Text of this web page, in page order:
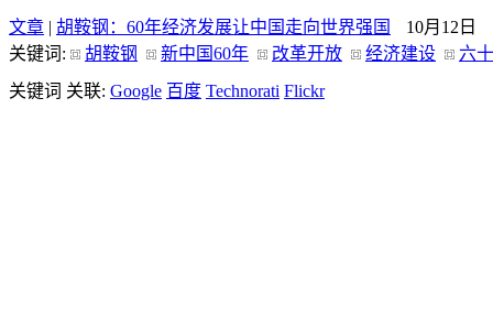
文章 | 胡鞍钢：60年经济发展让中国走向世界强国
10月12日
关键词:
胡鞍钢 新中国60年 改革开放 经济建设
六
关键词 关联: Google 百度 Technorati Flickr